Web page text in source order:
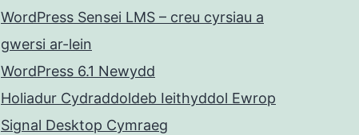
WordPress Sensei LMS – creu cyrsiau a
gwersi ar-lein
WordPress 6.1 Newydd
Holiadur Cydraddoldeb Ieithyddol Ewrop
Signal Desktop Cymraeg